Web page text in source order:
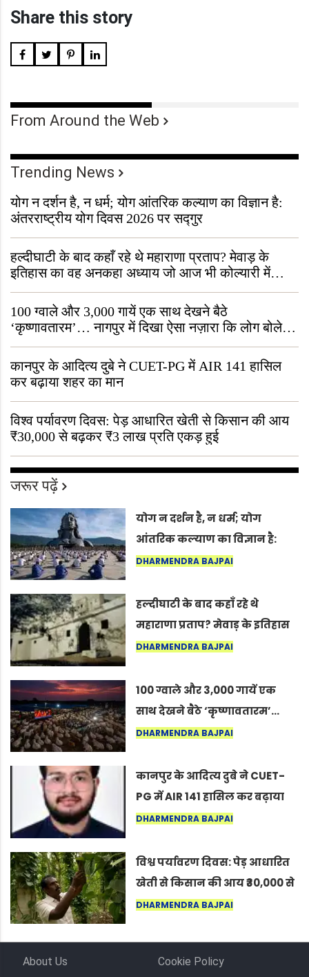
Share this story
From Around the Web
Trending News
योग न दर्शन है, न धर्म; योग आंतरिक कल्याण का विज्ञान है:
अंतरराष्ट्रीय योग दिवस 2026 पर सद्गुर
हल्दीघाटी के बाद कहाँ रहे थे महाराणा प्रताप? मेवाड़ के
इतिहास का वह अनकहा अध्याय जो आज भी कोल्यारी में
जीवित है
100 ग्वाले और 3,000 गायें एक साथ देखने बैठे
‘कृष्णावतारम’… नागपुर में दिखा ऐसा नज़ारा कि लोग बोले,
“ऐसा तो सिर्फ़ कृष्ण ही कर सकते हैं”
कानपुर के आदित्य दुबे ने CUET-PG में AIR 141 हासिल
कर बढ़ाया शहर का मान
विश्व पर्यावरण दिवस: पेड़ आधारित खेती से किसान की आय
₹30,000 से बढ़कर ₹3 लाख प्रति एकड़ हुई
जरूर पढ़ें
योग न दर्शन है, न धर्म; योग
आंतरिक कल्याण का विज्ञान है:
अंतरराष्ट्रीय योग दिवस 2026 पर
DHARMENDRA BAJPAI
हल्दीघाटी के बाद कहाँ रहे थे
महाराणा प्रताप? मेवाड़ के इतिहास
का वह अनकहा अध्याय जो आज भी
DHARMENDRA BAJPAI
100 ग्वाले और 3,000 गायें एक
साथ देखने बैठे ‘कृष्णावतारम’…
नागपुर में दिखा ऐसा नज़ारा कि
कर सकते हैं”
DHARMENDRA BAJPAI
कानपुर के आदित्य दुबे ने CUET-
PG में AIR 141 हासिल कर बढ़ाया
शहर का मान
DHARMENDRA BAJPAI
विश्व पर्यावरण दिवस: पेड़ आधारित
खेती से किसान की आय ₹30,000 से
बढ़कर ₹3 लाख प्रति एकड़ हुई
DHARMENDRA BAJPAI
About Us Cookie Policy